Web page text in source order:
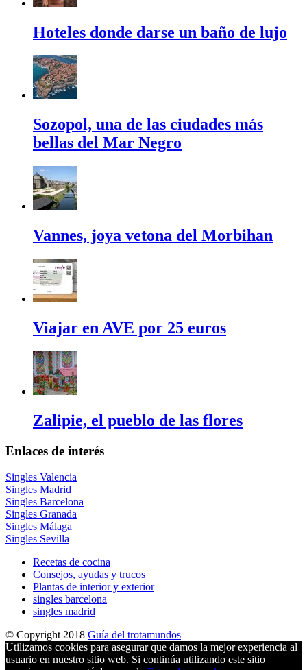
Hoteles donde darse un baño de lujo
Sozopol, una de las ciudades más
bellas del Mar Negro
Vannes, joya vetona del Morbihan
Viajar en AVE por 25 euros
Zalipie, el pueblo de las flores
Enlaces de interés
Singles Valencia
Singles Madrid
Singles Barcelona
Singles Granada
Singles Málaga
Singles Sevilla
Recetas de cocina
Consejos, ayudas y trucos
Plantas de interior y exterior
singles barcelona
singles madrid
© Copyright 2018 Guía del trotamundos
Utilizamos cookies para asegurar que damos la mejor experiencia al
usuario en nuestro sitio web. Si continúa utilizando este sitio